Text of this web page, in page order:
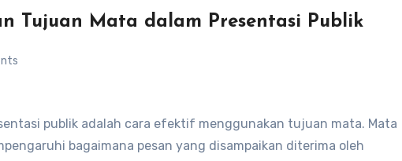
Tujuan Mata dalam Presentasi Publik
publik adalah cara efektif menggunakan tujuan mata. Mata
bagaimana pesan yang disampaikan diterima oleh